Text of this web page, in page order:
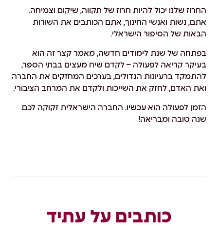
החרוז שלנו יכול להיות חרוז של תקווה, שיקום וצמיחה.
אתם, נשות ואנשי החינוך, אתם הכותבים את השורות
הבאות של הסיפור הישראלי.
בפתחה של שנת לימודים חדשה, מאמר קצר זה הוא
בעיקר קריאה לפעולה – לקדם שיח מעצים בבתי הספר,
להתמקד ברעיונות הגדולים, בערכים המחזקים את החברה
ואת האדם, לחזק את השייכות ולקדם את המרחב הציבורי.
הזמן לפעולה הוא עכשיו. החברה הישראלית זקוקה לכם.
שנה טובה ומבריאה!
כותבים על עתיד